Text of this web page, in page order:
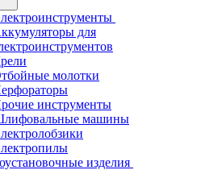
для
молотки
инструменты
машины
изделия